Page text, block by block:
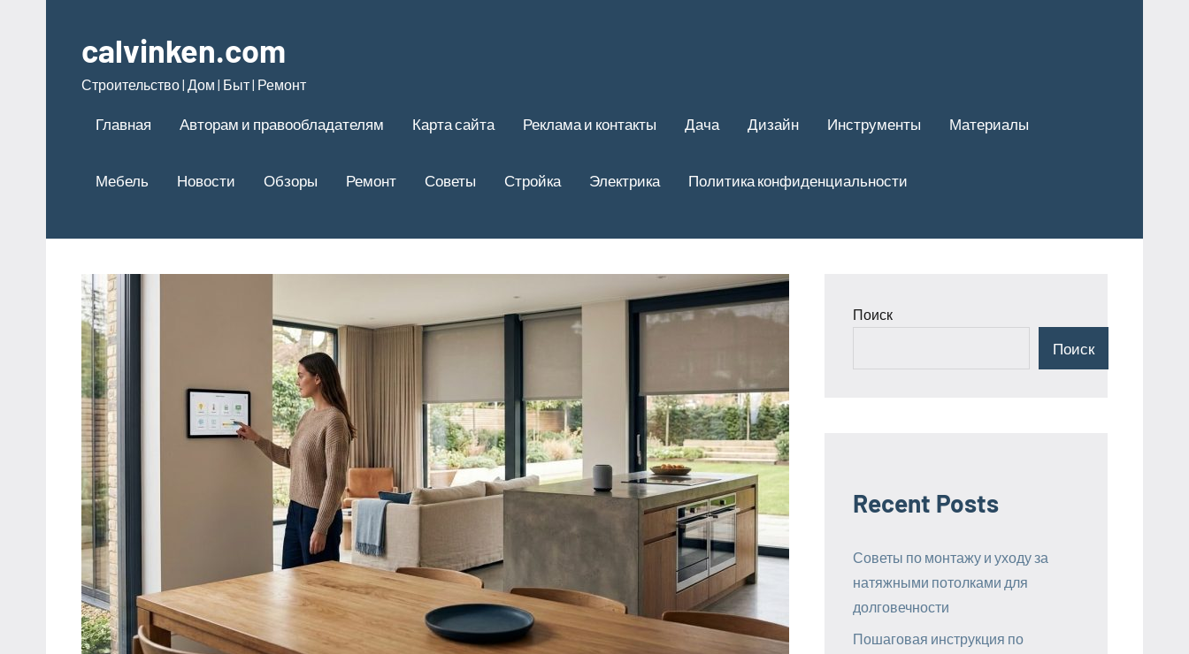
содержимому
calvinken.com
Строительство | Дом | Быт | Ремонт
Главная Авторам и правообладателям Карта сайта Реклама и контакты Дача Дизайн Инструменты Материалы
Мебель Новости Обзоры Ремонт Советы Стройка Электрика Политика конфиденциальности
Поиск
Поиск
Recent Posts
Советы по монтажу и уходу за
натяжными потолками для
долговечности
Пошаговая инструкция по